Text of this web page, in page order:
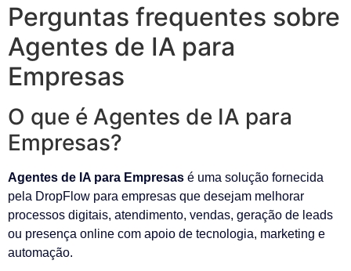
Perguntas frequentes sobre
Agentes de IA para
Empresas
O que é Agentes de IA para
Empresas?
Agentes de IA para Empresas é uma solução fornecida
pela DropFlow para empresas que desejam melhorar
processos digitais, atendimento, vendas, geração de leads
ou presença online com apoio de tecnologia, marketing e
automação.